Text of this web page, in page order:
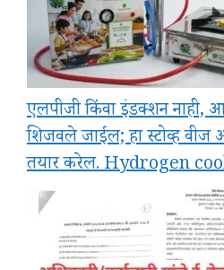
एलपीजी किंवा इंडक्शन नाही,
शिजवले जाईल; हा स्टोव्ह वीज
तयार करेल. Hydrogen